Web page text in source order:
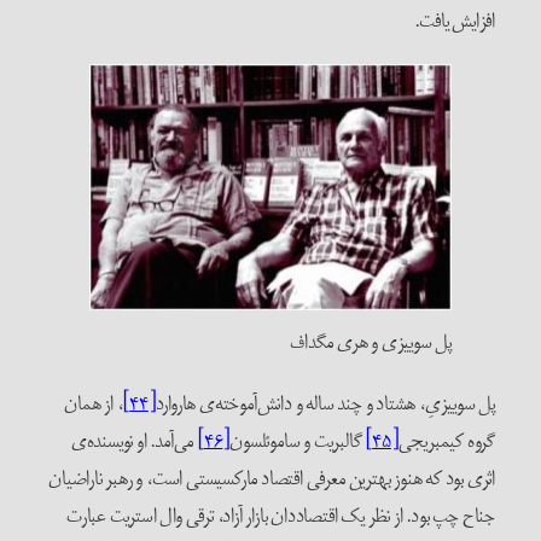
افزایش یافت.
پل سوییزی و هری مگداف
پل سوییزیِ، هشتاد و چند ساله و دانش‌آموخته‌ی هاروارد[۴۴]
، از همان
گروه کیمبریجی[۴۵] گالبریت و ساموئلسون[۴۶]
می‌آمد. او نویسنده‌ی
اثری بود که هنوز بهترین معرفی اقتصاد مارکسیستی است، و رهبر ناراضیان
جناح چپ بود. از نظر یک اقتصاددان بازار آزاد، ترقی وال استریت عبارت